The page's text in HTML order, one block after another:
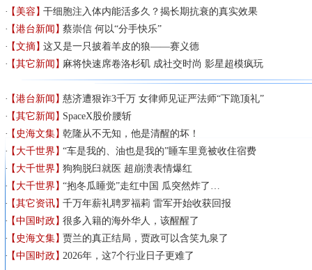
【美容】干细胞注入体内能活多久？揭长期抗衰的真实效果
【港台新闻】蔡崇信 何以“分手快乐”
【文摘】这又是一只披着羊皮的狼——赛义德
【其它新闻】麻将快速席卷洛杉矶 成社交时尚 影星超模疯玩
【港台新闻】慈济遭狠诈3千万 女律师见证严法师“下跪顶礼”
【其它新闻】SpaceX股价腰斩
【史海文集】乾隆从不无知，他是清醒的坏！
【大千世界】“车是我的、油也是我的”睡车里竟被收住宿费
【大千世界】狗狗脱臼就医 超崩溃表情爆红
【大千世界】“抱冬瓜睡觉”走红中国 瓜突然炸了…
【其它资讯】千万年薪礼聘罗福莉 雷军开始收获回报
【中国时政】很多入籍的海外华人，该醒醒了
【史海文集】贾兰的真正结局，贾政可以含笑九泉了
【中国时政】2026年，这7个行业日子更难了